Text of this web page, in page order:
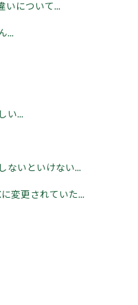
いについて...
...
い...
ないといけない...
変更されていた...